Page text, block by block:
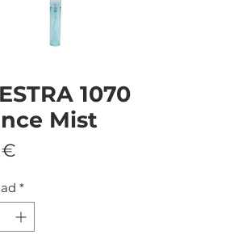
1070
Mist
€
*